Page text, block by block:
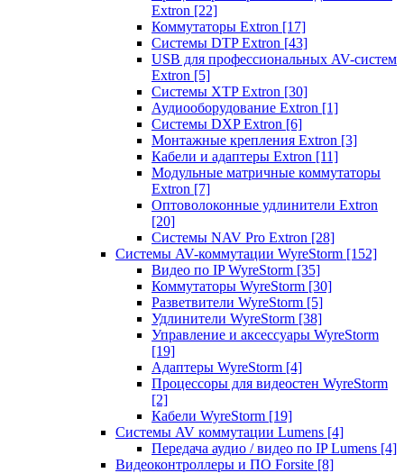
Extron [22]
Коммутаторы Extron [17]
Системы DTP Extron [43]
USB для профессиональных AV-систем
Extron [5]
Системы XTP Extron [30]
Аудиооборудование Extron [1]
Системы DXP Extron [6]
Монтажные крепления Extron [3]
Кабели и адаптеры Extron [11]
Модульные матричные коммутаторы
Extron [7]
Оптоволоконные удлинители Extron
[20]
Системы NAV Pro Extron [28]
Системы AV-коммутации WyreStorm [152]
Видео по IP WyreStorm [35]
Коммутаторы WyreStorm [30]
Разветвители WyreStorm [5]
Удлинители WyreStorm [38]
Управление и аксессуары WyreStorm
[19]
Адаптеры WyreStorm [4]
Процессоры для видеостен WyreStorm
[2]
Кабели WyreStorm [19]
Системы AV коммутации Lumens [4]
Передача аудио / видео по IP Lumens [4]
Видеоконтроллеры и ПО Forsite [8]